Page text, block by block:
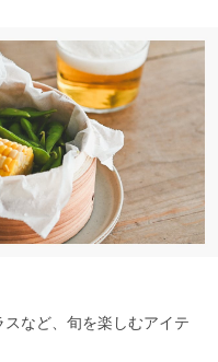
など、旬を楽しむアイテ